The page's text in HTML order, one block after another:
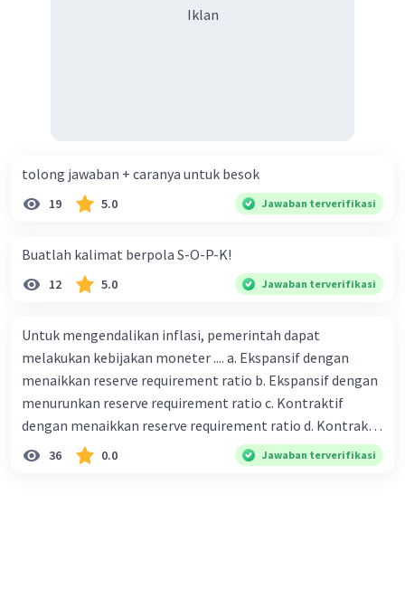
Iklan
tolong jawaban + caranya untuk besok
19 5.0 Jawaban terverifikasi
Buatlah kalimat berpola S-O-P-K!
12 5.0 Jawaban terverifikasi
Untuk mengendalikan inflasi, pemerintah dapat
melakukan kebijakan moneter .... a. Ekspansif dengan
menaikkan reserve requirement ratio b. Ekspansif dengan
menurunkan reserve requirement ratio c. Kontraktif
dengan menaikkan reserve requirement ratio d. Kontraktif
dengan menurunkan reserve requirement ratio e.
Ekspansif dengan menaikkan tingkat diskonto Bila Bank
36 0.0 Jawaban terverifikasi